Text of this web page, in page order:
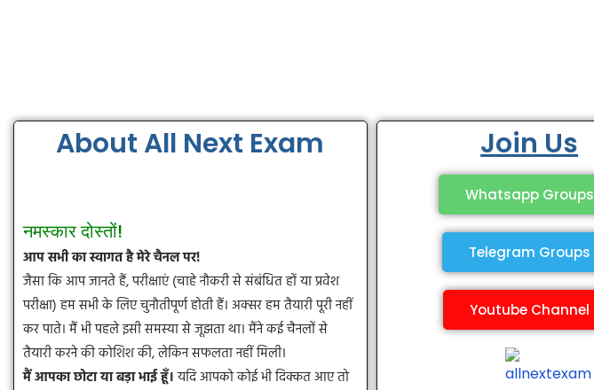
About All Next Exam
नमस्कार दोस्तों!
आप सभी का स्वागत है मेरे चैनल पर!
जैसा कि आप जानते हैं, परीक्षाएं (चाहे नौकरी से संबंधित हों या प्रवेश
परीक्षा) हम सभी के लिए चुनौतीपूर्ण होती हैं। अक्सर हम तैयारी पूरी नहीं
कर पाते। मैं भी पहले इसी समस्या से जूझता था। मैंने कई चैनलों से
तैयारी करने की कोशिश की, लेकिन सफलता नहीं मिली।
मैं आपका छोटा या बड़ा भाई हूँ।यदि आपको कोई भी दिक्कत आए तो
Join Us
Whatsapp Groups
Telegram Groups
Youtube Channel